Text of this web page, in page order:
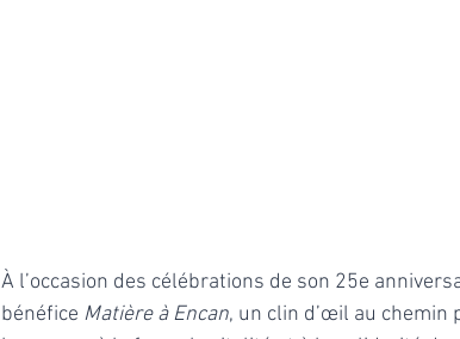
À l’occasion des célébrations de son 25e
bénéfice Matière à Encan, un clin d’œil au chemin